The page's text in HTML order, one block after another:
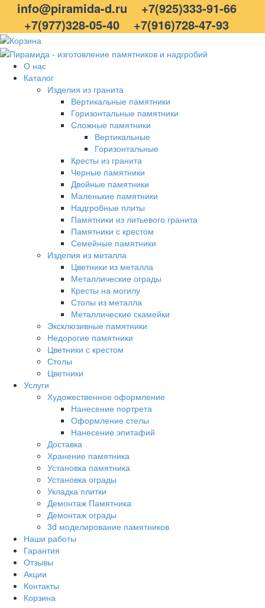
info@piramida-d.ru
+7(925)333-91-66
+7(977)328-05-40
+7(916)728-47-93
О нас
Каталог
Изделия из гранита
Вертикальные памятники
Горизонтальные памятники
Сложные памятники
Вертикальные
Горизонтальные
Кресты из гранита
Черные памятники
Двойные памятники
Маленькие памятники
Надгробные плиты
Памятники из литьевого гранита
Памятники с крестом
Семейные памятники
Изделия из металла
Цветники из металла
Металлические ограды
Кресты на могилу
Столы из металла
Металлические скамейки
Эксклюзивные памятники
Недорогие памятники
Цветники с крестом
Столы
Цветники
Услуги
Художественное оформление
Нанесение портрета
Оформление стелы
Нанесение эпитафий
Доставка
Хранение памятника
Установка памятника
Установка ограды
Укладка плитки
Демонтаж Памятника
Демонтаж ограды
3d моделирование памятников
Наши работы
Гарантия
Отзывы
Акции
Контакты
Корзина